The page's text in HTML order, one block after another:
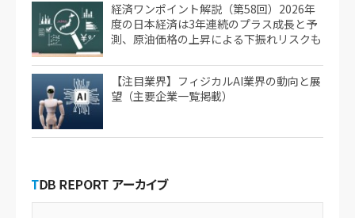
経済ワンポイント解説（第58回）2026年
度の日本経済は3年連続のプラス成長と予
測、原油価格の上昇による下振れリスクも
【注目業界】フィジカルAI業界の動向と展
望（主要企業一覧掲載）